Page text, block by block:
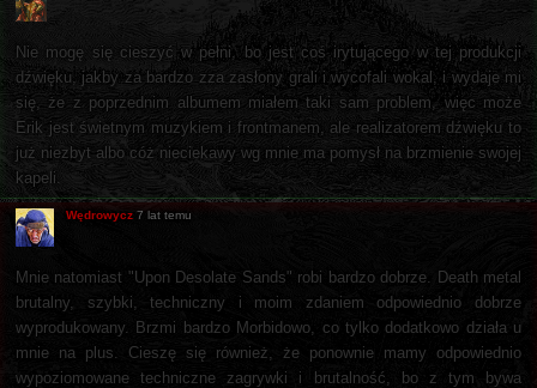
Nie mogę się cieszyć w pełni, bo jest coś irytującego w tej produkcji
dźwięku, jakby za bardzo zza zasłony grali i wycofali wokal, i wydaje mi
się, że z poprzednim albumem miałem taki sam problem, więc może
Erik jest świetnym muzykiem i frontmanem, ale realizatorem dźwięku to
już niezbyt albo cóż nieciekawy wg mnie ma pomysł na brzmienie swojej
kapeli.
Wędrowycz 7 lat temu
Mnie natomiast "Upon Desolate Sands" robi bardzo dobrze. Death metal
brutalny, szybki, techniczny i moim zdaniem odpowiednio dobrze
wyprodukowany. Brzmi bardzo Morbidowo, co tylko dodatkowo działa u
mnie na plus. Cieszę się również, że ponownie mamy odpowiednio
wypoziomowane techniczne zagrywki i brutalność, bo z tym bywa